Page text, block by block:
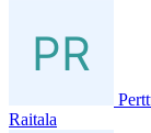
Raitala